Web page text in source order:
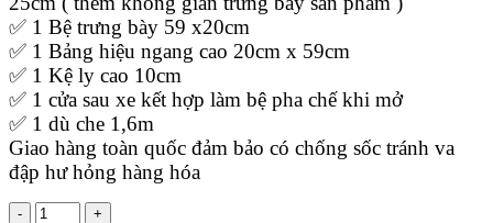
✅ 1 Bệ trưng bày 59 x20cm
✅ 1 Bảng hiệu ngang cao 20cm x 59cm
✅ 1 Kệ ly cao 10cm
✅ 1 cửa sau xe kết hợp làm bệ pha chế khi mở
✅ 1 dù che 1,6m
Giao hàng toàn quốc đảm bảo có chống sốc tránh va
đập hư hỏng hàng hóa
-
+